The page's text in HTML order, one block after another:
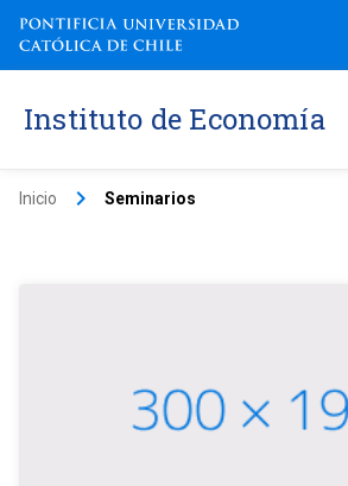
Instituto de Economía
Inicio keyboard_arrow_right Seminarios